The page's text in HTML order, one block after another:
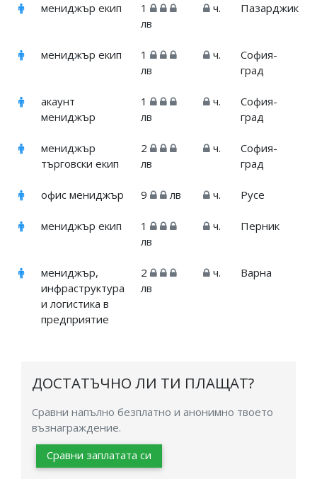
мениджър екип
1
лв
ч. Пазарджик
мениджър екип
1
лв
ч.
София-
град
акаунт
мениджър
1
лв
ч.
София-
град
мениджър
търговски екип
2
лв
ч.
София-
град
офис мениджър 9 лв ч. Русе
мениджър екип
1
лв
ч. Перник
мениджър,
инфраструктура
и логистика в
предприятие
2
лв
ч. Варна
ДОСТАТЪЧНО ЛИ ТИ ПЛАЩАТ?
Сравни напълно безплатно и анонимно твоето
възнаграждение.
Сравни заплатата си